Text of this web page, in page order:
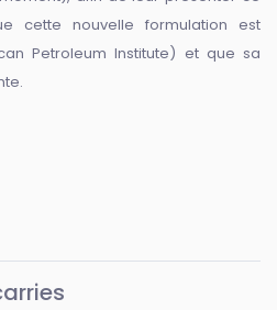
cette nouvelle formulation est
Petroleum Institute) et que sa